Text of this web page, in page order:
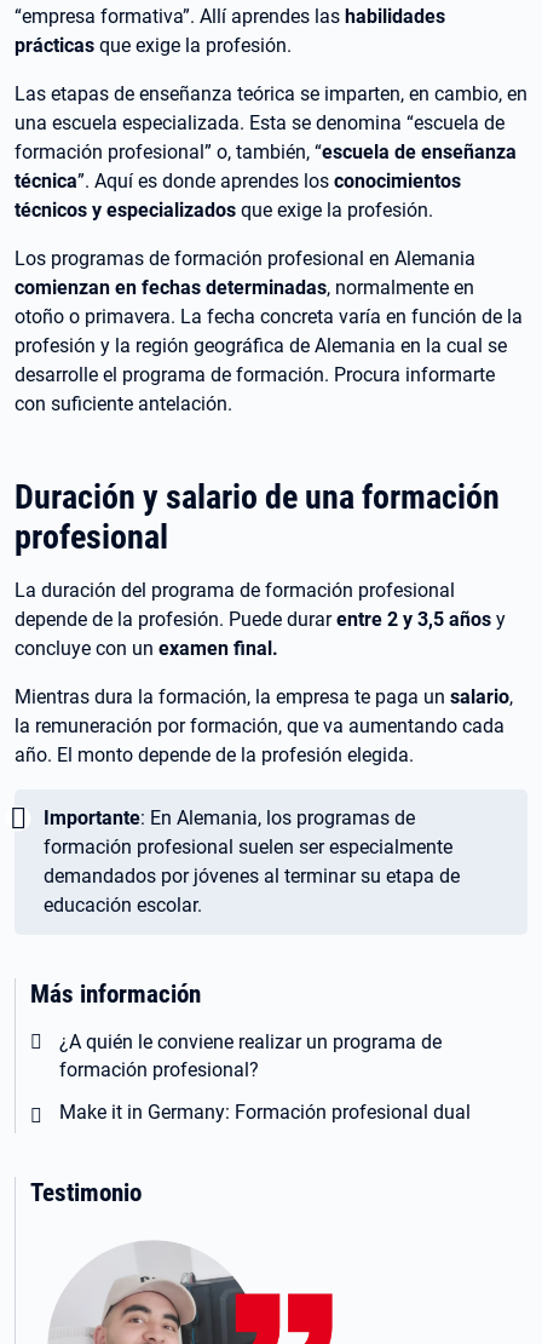
“empresa formativa”. Allí aprendes las habilidades
prácticas que exige la profesión.
Las etapas de enseñanza teórica se imparten, en cambio, en
una escuela especializada. Esta se denomina “escuela de
formación profesional” o, también, “escuela de enseñanza
técnica”. Aquí es donde aprendes los conocimientos
técnicos y especializados que exige la profesión.
Los programas de formación profesional en Alemania
comienzan en fechas determinadas, normalmente en
otoño o primavera. La fecha concreta varía en función de la
profesión y la región geográfica de Alemania en la cual se
desarrolle el programa de formación. Procura informarte
con suficiente antelación.
Duración y salario de una formación
profesional
La duración del programa de formación profesional
depende de la profesión. Puede durarentre 2 y 3,5 años y
concluye con un examen final.
Mientras dura la formación, la empresa te paga un salario,
la remuneración por formación, que va aumentando cada
año. El monto depende de la profesión elegida.
Wichtig:
Importante: En Alemania, los programas de
formación profesional suelen ser especialmente
demandados por jóvenes al terminar su etapa de
educación escolar.
Más información
¿A quién le conviene realizar un programa de
formación profesional?
Make it in Germany: Formación profesional dual
Testimonio